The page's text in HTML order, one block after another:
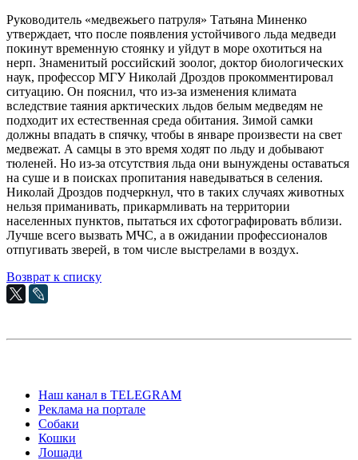
Руководитель «медвежьего патруля» Татьяна Миненко
утверждает, что после появления устойчивого льда медведи
покинут временную стоянку и уйдут в море охотиться на
нерп. Знаменитый российский зоолог, доктор биологических
наук, профессор МГУ Николай Дроздов прокомментировал
ситуацию. Он пояснил, что из-за изменения климата
вследствие таяния арктических льдов белым медведям не
подходит их естественная среда обитания. Зимой самки
должны впадать в спячку, чтобы в январе произвести на свет
медвежат. А самцы в это время ходят по льду и добывают
тюленей. Но из-за отсутствия льда они вынуждены оставаться
на суше и в поисках пропитания наведываться в селения.
Николай Дроздов подчеркнул, что в таких случаях животных
нельзя приманивать, прикармливать на территории
населенных пунктов, пытаться их сфотографировать вблизи.
Лучше всего вызвать МЧС, а в ожидании профессионалов
отпугивать зверей, в том числе выстрелами в воздух.
Возврат к списку
Наш канал в TELEGRAM
Реклама на портале
Собаки
Кошки
Лошади